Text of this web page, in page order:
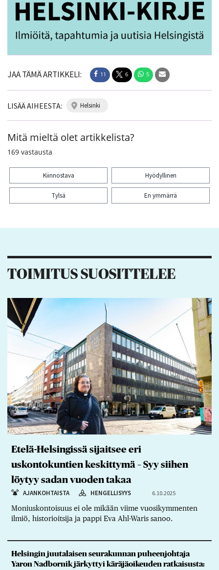
JAA TÄMÄ ARTIKKELI: 11 6 5
LISÄÄ AIHEESTA: helsinki
Mitä mieltä olet artikkelista?
169 vastausta
Kiinnostava Hyödyllinen
Tylsä En ymmärrä
TOIMITUS SUOSITTELEE
Etelä-Helsingissä sijaitsee eri
uskontokuntien keskittymä – Syy siihen
löytyy sadan vuoden takaa
AJANKOHTAISTA HENGELLISYYS 6.10.2025
Moniuskontoisuus ei ole mikään viime vuosikymmenten
ilmiö, historioitsija ja pappi Eva Ahl-Waris sanoo.
Helsingin juutalaisen seurakunnan puheenjohtaja
Yaron Nadbornik järkyttyi käräjäoikeuden ratkaisusta: